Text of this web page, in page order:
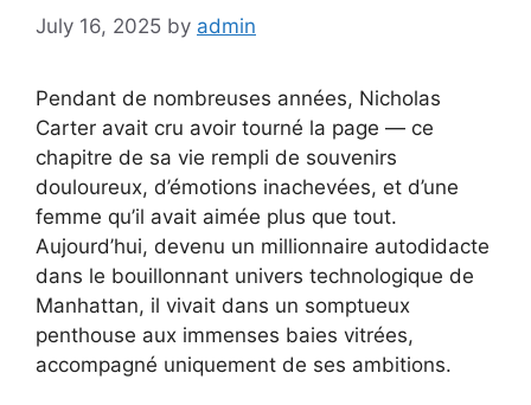
July 16, 2025 by admin
Pendant de nombreuses années, Nicholas
Carter avait cru avoir tourné la page — ce
chapitre de sa vie rempli de souvenirs
douloureux, d’émotions inachevées, et d’une
femme qu’il avait aimée plus que tout.
Aujourd’hui, devenu un millionnaire autodidacte
dans le bouillonnant univers technologique de
Manhattan, il vivait dans un somptueux
penthouse aux immenses baies vitrées,
accompagné uniquement de ses ambitions.